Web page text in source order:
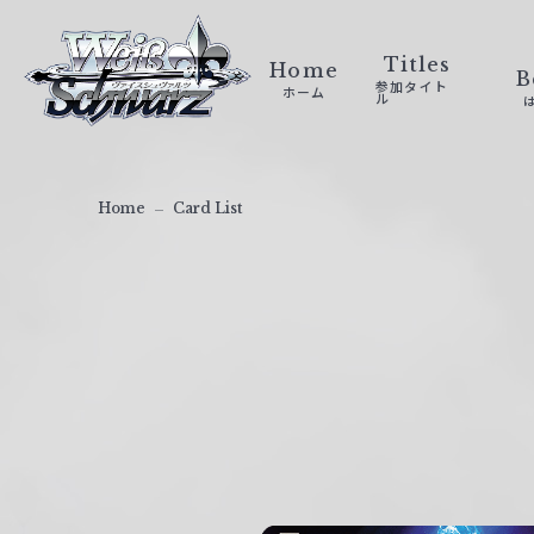
ァ
Home
ホーム
Titles
参加タイト
ル
Home Card List